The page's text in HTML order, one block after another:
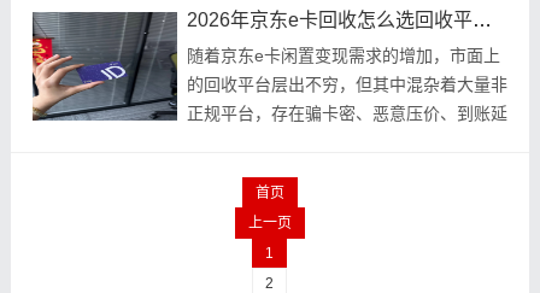
2026年京东e卡回收怎么选回收平台？
随着京东e卡闲置变现需求的增加，市面上
的回收平台层出不穷，但其中混杂着大量非
正规平台，存在骗卡密、恶意压价、到账延
首页
上一页
1
2